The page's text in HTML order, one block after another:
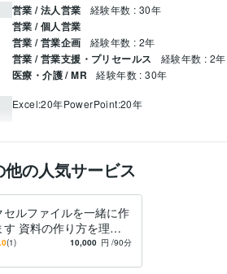
営業 / 法人営業 経験年数 : 30年
営業 / 個人営業
営業 / 営業企画
経験年数 : 2年
営業 / 営業支援・プリセールス 経験年数 : 2年
医療・介護 / MR 経験年数 : 30年
Excel:20年PowerPoint:20年
の人気サービス
セルファイルを一緒に作
す 資料の作り方を理解
れば自分でカスタマイズ
(1) 10,000 円 /90分